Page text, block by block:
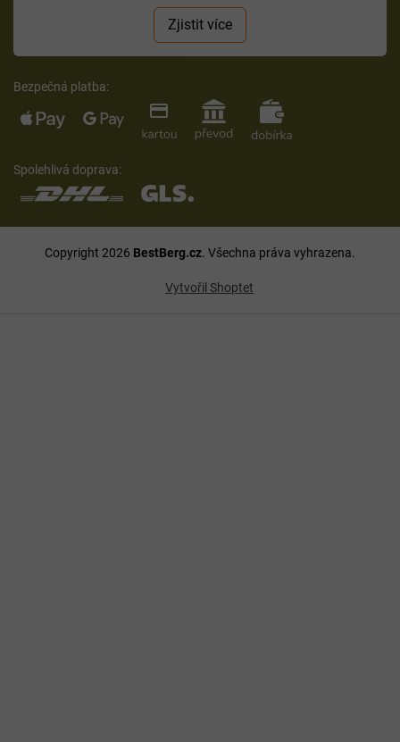
Zjistit více
Bezpečná platba:
Spolehlivá doprava:
Vytvořil Shoptet
Copyright 2026 BestBerg.cz. Všechna práva vyhrazena.